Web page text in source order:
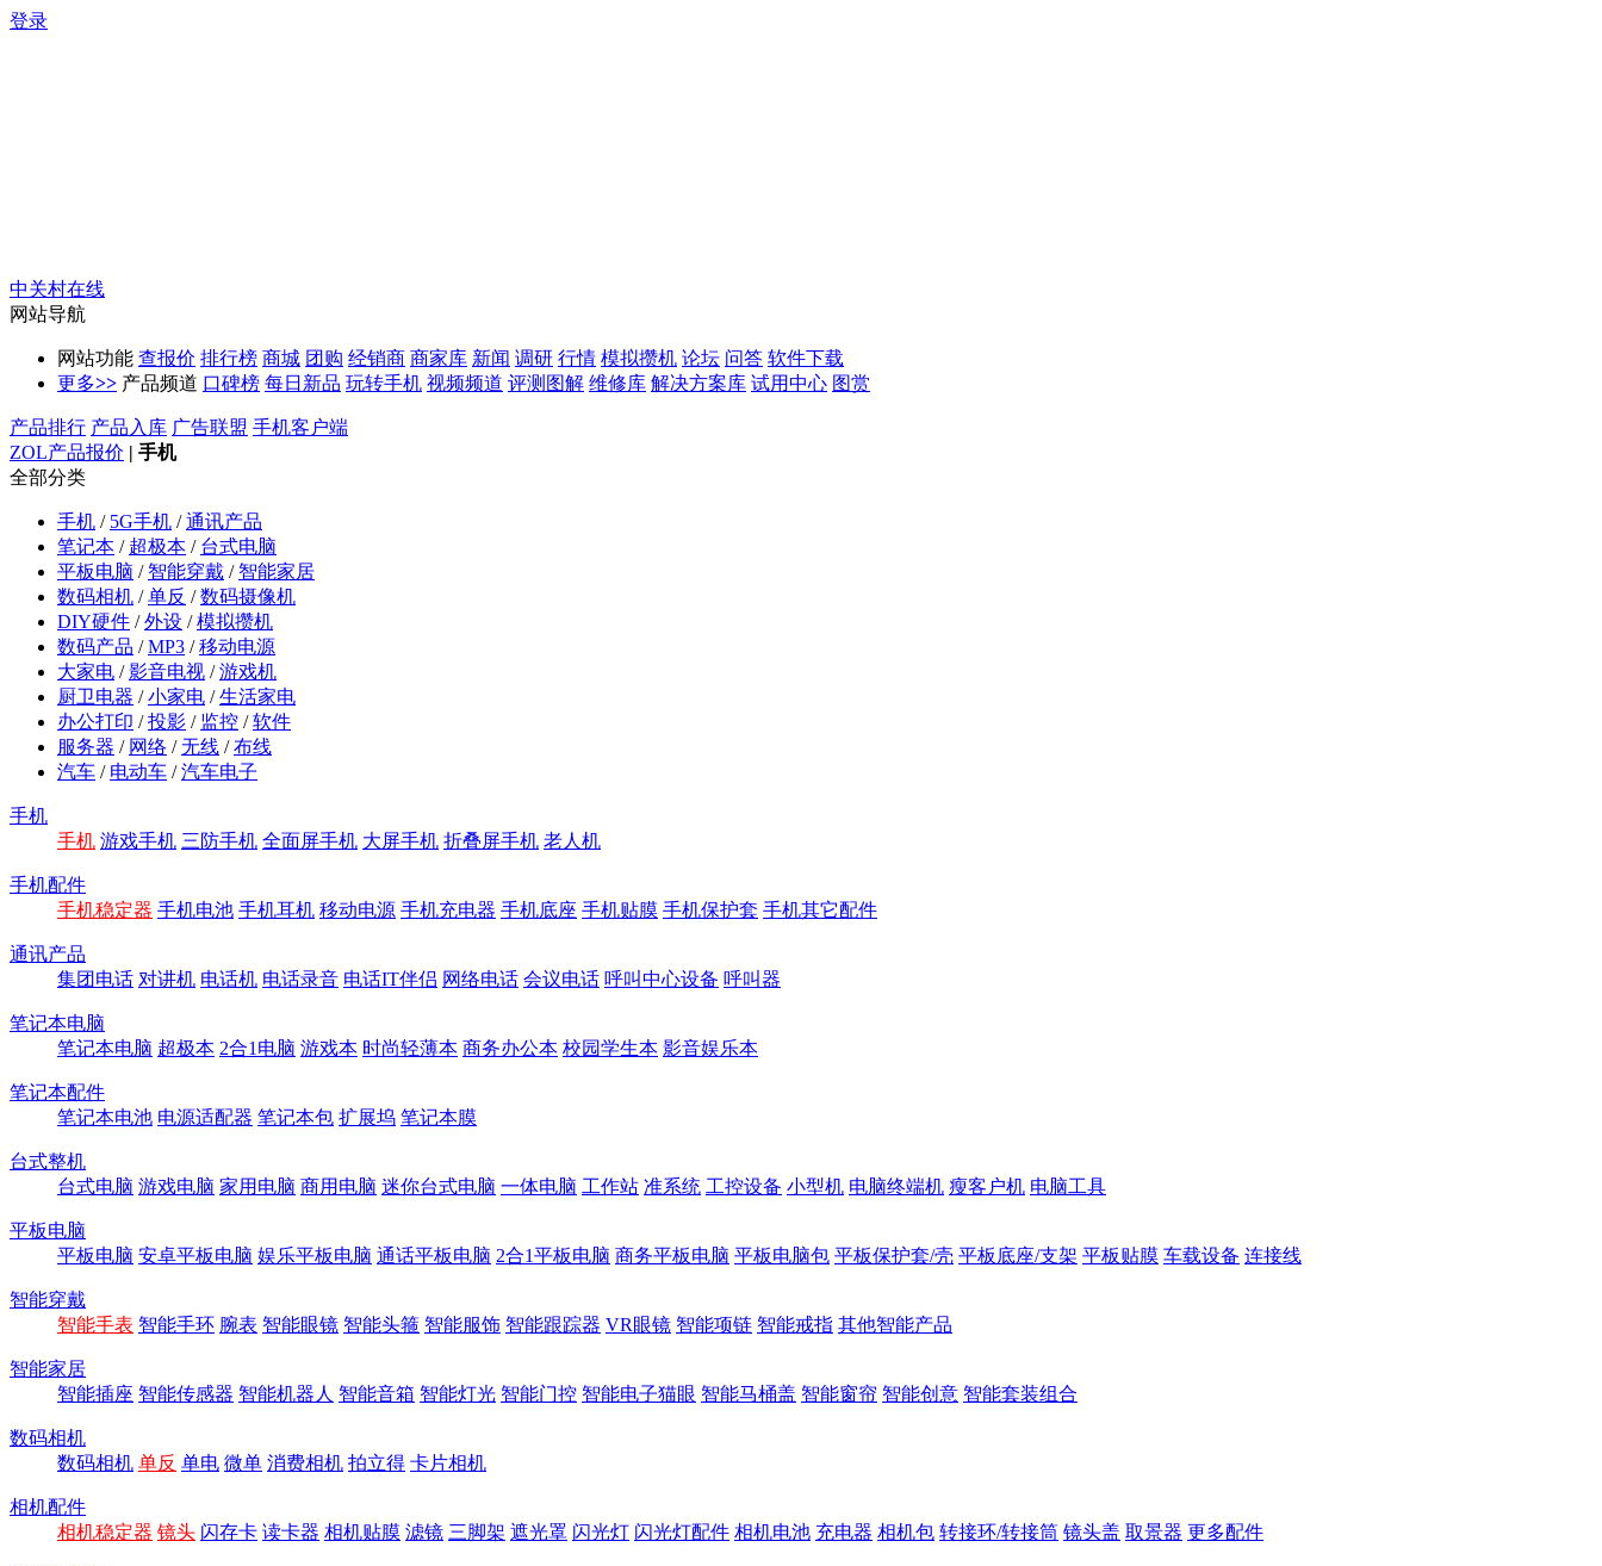
登录
中关村在线
网站导航
网站功能 查报价 排行榜 商城 团购 经销商 商家库 新闻 调研 行情 模拟攒机 论坛 问答 软件下载
更多>> 产品频道 口碑榜 每日新品 玩转手机 视频频道 评测图解 维修库 解决方案库 试用中心 图赏
产品排行 产品入库 广告联盟 手机客户端
ZOL产品报价 | 手机
全部分类
手机 / 5G手机 /通讯产品
笔记本 / 超极本 / 台式电脑
平板电脑 / 智能穿戴 / 智能家居
数码相机 /单反 /数码摄像机
DIY硬件 /外设 /模拟攒机
数码产品 /MP3 /移动电源
大家电 /影音电视 /游戏机
厨卫电器 /小家电 /生活家电
办公打印 /投影 / 监控 /软件
服务器 / 网络 /无线 /布线
汽车 / 电动车 /汽车电子
手机
手机 游戏手机 三防手机 全面屏手机 大屏手机 折叠屏手机 老人机
手机配件
手机稳定器 手机电池 手机耳机 移动电源 手机充电器 手机底座 手机贴膜 手机保护套 手机其它配件
通讯产品
集团电话 对讲机 电话机 电话录音 电话IT伴侣 网络电话 会议电话 呼叫中心设备 呼叫器
笔记本电脑
笔记本电脑 超极本 2合1电脑 游戏本 时尚轻薄本 商务办公本 校园学生本 影音娱乐本
笔记本配件
笔记本电池 电源适配器 笔记本包 扩展坞 笔记本膜
台式整机
台式电脑 游戏电脑 家用电脑 商用电脑 迷你台式电脑 一体电脑 工作站 准系统 工控设备 小型机 电脑终端机 瘦客户机 电脑工具
平板电脑
平板电脑 安卓平板电脑 娱乐平板电脑 通话平板电脑 2合1平板电脑 商务平板电脑 平板电脑包 平板保护套/壳 平板底座/支架 平板贴膜 车载设备 连接线
智能穿戴
智能手表 智能手环 腕表 智能眼镜 智能头箍 智能服饰 智能跟踪器 VR眼镜 智能项链 智能戒指 其他智能产品
智能家居
智能插座 智能传感器 智能机器人 智能音箱 智能灯光 智能门控 智能电子猫眼 智能马桶盖 智能窗帘 智能创意 智能套装组合
数码相机
数码相机 单反 单电 微单 消费相机 拍立得 卡片相机
相机配件
相机稳定器 镜头 闪存卡 读卡器 相机贴膜 滤镜 三脚架 遮光罩 闪光灯 闪光灯配件 相机电池 充电器 相机包 转接环/转接筒 镜头盖 取景器 更多配件